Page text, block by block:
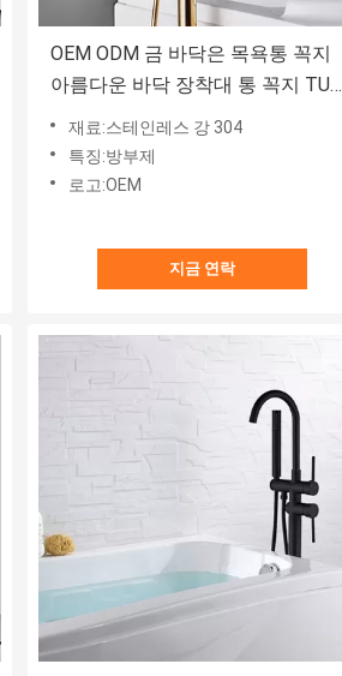
OEM ODM 금 바닥은 목욕통 꼭지
아름다운 바닥 장착대 통 꼭지 TUV
를 탑재했습니다
재료:스테인레스 강 304
특징:방부제
로고:OEM
지금 연락